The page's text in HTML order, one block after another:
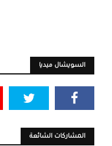
السويشال ميديا
المشاركات الشائعة